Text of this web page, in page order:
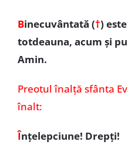
Binecuvântată (†)
totdeauna, acum şi
Amin.
Preotul înalţă sfânta
înalt:
Înţelepciune! Drepţi!